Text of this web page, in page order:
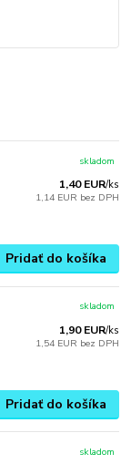
1,40 EUR/ks
1,14 EUR bez DPH
skladom
Pridať do košíka
1,90 EUR/ks
1,54 EUR bez DPH
skladom
Pridať do košíka
skladom